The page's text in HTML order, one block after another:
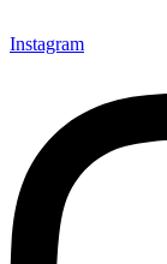
Instagram